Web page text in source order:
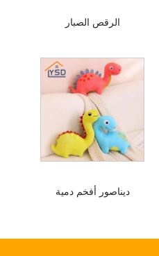
الرقص الصبار
ديناصور أفخم دمية